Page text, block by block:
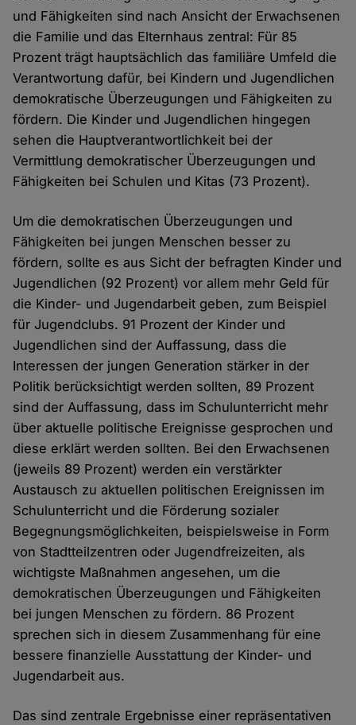
und Fähigkeiten sind nach Ansicht der Erwachsenen
die Familie und das Elternhaus zentral: Für 85
Prozent trägt hauptsächlich das familiäre Umfeld die
Verantwortung dafür, bei Kindern und Jugendlichen
demokratische Überzeugungen und Fähigkeiten zu
fördern. Die Kinder und Jugendlichen hingegen
sehen die Hauptverantwortlichkeit bei der
Vermittlung demokratischer Überzeugungen und
Fähigkeiten bei Schulen und Kitas (73 Prozent).
Um die demokratischen Überzeugungen und
Fähigkeiten bei jungen Menschen besser zu
fördern, sollte es aus Sicht der befragten Kinder und
Jugendlichen (92 Prozent) vor allem mehr Geld für
die Kinder- und Jugendarbeit geben, zum Beispiel
für Jugendclubs. 91 Prozent der Kinder und
Jugendlichen sind der Auffassung, dass die
Interessen der jungen Generation stärker in der
Politik berücksichtigt werden sollten, 89 Prozent
sind der Auffassung, dass im Schulunterricht mehr
über aktuelle politische Ereignisse gesprochen und
diese erklärt werden sollten. Bei den Erwachsenen
(jeweils 89 Prozent) werden ein verstärkter
Austausch zu aktuellen politischen Ereignissen im
Schulunterricht und die Förderung sozialer
Begegnungsmöglichkeiten, beispielsweise in Form
von Stadtteilzentren oder Jugendfreizeiten, als
wichtigste Maßnahmen angesehen, um die
demokratischen Überzeugungen und Fähigkeiten
bei jungen Menschen zu fördern. 86 Prozent
sprechen sich in diesem Zusammenhang für eine
bessere finanzielle Ausstattung der Kinder- und
Jugendarbeit aus.
Das sind zentrale Ergebnisse einer repräsentativen